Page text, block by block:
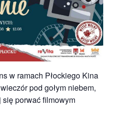
w ramach Płockiego Kina
pod gołym niebem,
porwać filmowym